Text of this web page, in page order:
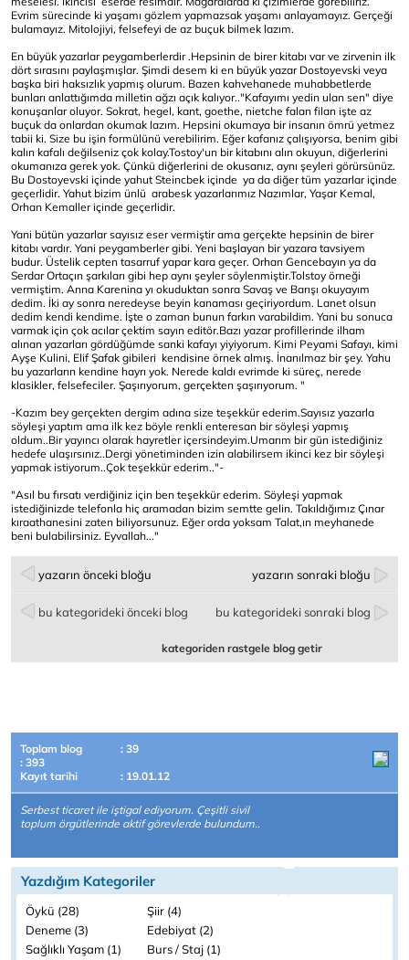
Evrim sürecinde ki yaşamı gözlem yapmazsak yaşamı anlayamayız. Gerçeği
bulamayız. Mitolojiyi, felsefeyi de az buçuk bilmek lazım.
En büyük yazarlar peygamberlerdir .Hepsinin de birer kitabı var ve zirvenin ilk
dört sırasını paylaşmışlar. Şimdi desem ki en büyük yazar Dostoyevski veya
başka biri haksızlık yapmış olurum. Bazen kahvehanede muhabbetlerde
bunları anlattığımda milletin ağzı açık kalıyor.."Kafayımı yedin ulan sen" diye
konuşanlar oluyor. Sokrat, hegel, kant, goethe, nietche falan filan işte az
buçuk da onlardan okumak lazım. Hepsini okumaya bir insanın ömrü yetmez
tabii ki. Size bu işin formülünü verebilirim. Eğer kafanız çalışıyorsa, benim gibi
kalın kafalı değilseniz çok kolay.Tostoy'un bir kitabını alın okuyun, diğerlerini
okumanıza gerek yok. Çünkü diğerlerini de okusanız, aynı şeyleri görürsünüz.
Bu Dostoyevski içinde yahut Steincbek içinde ya da diğer tüm yazarlar içinde
geçerlidir. Yahut bizim ünlü arabesk yazarlarımız Nazımlar, Yaşar Kemal,
Orhan Kemaller içinde geçerlidir.
Yani bütün yazarlar sayısız eser vermiştir ama gerçekte hepsinin de birer
kitabı vardır. Yani peygamberler gibi. Yeni başlayan bir yazara tavsiyem
budur. Üstelik cepten tasarruf yapar kara geçer. Orhan Gencebayın ya da
Serdar Ortaçın şarkıları gibi hep aynı şeyler söylenmiştir.Tolstoy örneği
vermiştim. Anna Karenina yı okuduktan sonra Savaş ve Barışı okuyayım
dedim. İki ay sonra neredeyse beyin kanaması geçiriyordum. Lanet olsun
dedim kendi kendime. İşte o zaman bunun farkın varabildim. Yani bu sonuca
varmak için çok acılar çektim sayın editör.Bazı yazar profillerinde ilham
alınan yazarları gördüğümde sanki kafayı yiyiyorum. Kimi Peyami Safayı, kimi
Ayşe Kulini, Elif Şafak gibileri kendisine örnek almış. İnanılmaz bir şey. Yahu
bu yazarların kendine hayrı yok. Nerede kaldı evrimde ki süreç, nerede
klasikler, felsefeciler. Şaşırıyorum, gerçekten şaşırıyorum. "
-Kazım bey gerçekten dergim adına size teşekkür ederim.Sayısız yazarla
söyleşi yaptım ama ilk kez böyle renkli enteresan bir söyleşi yapmış
oldum..Bir yayıncı olarak hayretler içersindeyim.Umarım bir gün istediğiniz
hedefe ulaşırsınız..Dergi yönetiminden izin alabilirsem ikinci kez bir söyleşi
yapmak istiyorum..Çok teşekkür ederim.."-
"Asıl bu fırsatı verdiğiniz için ben teşekkür ederim. Söyleşi yapmak
istediğinizde telefonla hiç aramadan bizim semtte gelin. Takıldığımız Çınar
kıraathanesini zaten biliyorsunuz. Eğer orda yoksam Talat,ın meyhanede
beni bulabilirsiniz. Eyvallah..."
yazarın önceki bloğu yazarın sonraki bloğu
bu kategorideki önceki blog bu kategorideki sonraki blog
kategoriden rastgele blog getir
Toplam blog
: 39
: 393
Kayıt tarihi
: 19.01.12
Serbest ticaret ile iştigal ediyorum. Çeşitli sivil
toplum örgütlerinde aktif görevlerde bulundum..
Yazdığım Kategoriler
Öykü (28)
Şiir (4)
Deneme (3)
Edebiyat (2)
Sağlıklı Yaşam (1)
Burs / Staj (1)